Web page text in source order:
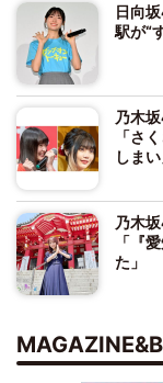
日向
駅が“
乃木
「さ
しまい
乃木
「『
た」